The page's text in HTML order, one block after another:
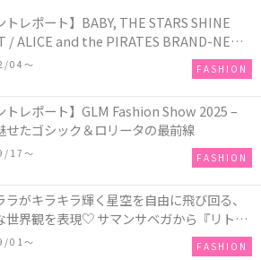
トレポート】BABY, THE STARS SHINE
/ ALICE and the PIRATES BRAND-NEW
in TOKYO
04〜 FASHION
トレポート】GLM Fashion Show 2025 –
せたゴシック＆ロリータの最前線
17〜 FASHION
ラがキラキラ輝く星空を自由に飛び回る、
世界観を表現♡ サマンサベガから『リトル
ターズ』50周年アニバーサリーイヤー』を
01〜 FASHION